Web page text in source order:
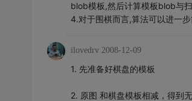
blob模板,然后计算模板blob与
4.对于围棋而言,算法可以进一
ilovedrv 2008-12-09
1. 先准备好棋盘的模板
2. 原图 和棋盘模板相减，得到